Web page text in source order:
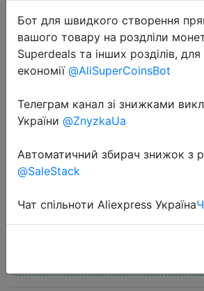
2025-06-26
POCO F7 5G Global
Smartphone
6500mAh Battery 6.83"
AMOLED 50MP
$328
Бот для швидкого створення
вашого товару на роздліли
Superdeals та інших розділів, для
економії @AliSuperCoinsBot
Телеграм канал зі знижками
України @ZnyzkaUa
Автоматичний збирач знижок з
@SaleStack
Чат спільноти Aliexpress Україна